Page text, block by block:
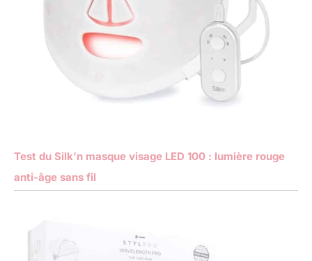
Test du Silk’n masque visage LED 100 : lumière rouge
anti-âge sans fil